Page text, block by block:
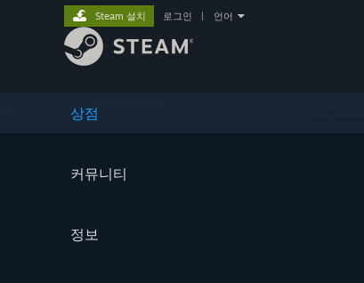
상점
커뮤니티
정보
Steam 설치 로그인 언어